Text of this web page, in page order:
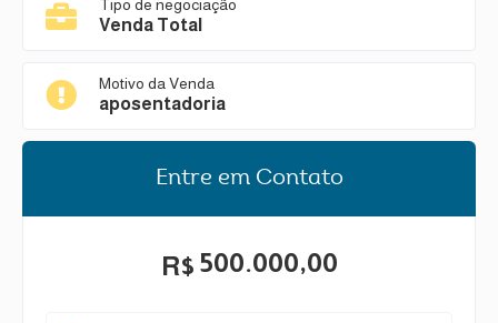
Tipo de negociação
Venda Total
Motivo da Venda
aposentadoria
Entre em Contato
R$ 500.000,00